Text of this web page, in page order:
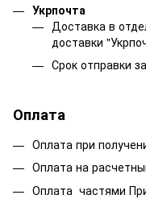
Укрпочта
Доставка в
доставки
Срок отправки
Оплата
Оплата при
Оплата на
Оплата частями